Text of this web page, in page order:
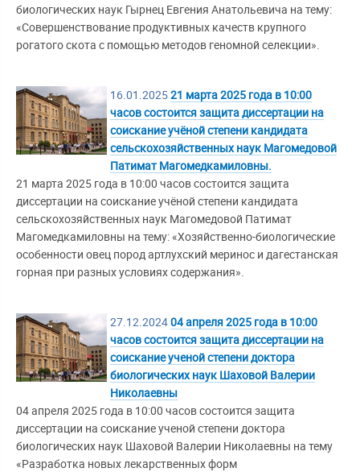
биологических наук Гырнец Евгения Анатольевича на тему:
«Совершенствование продуктивных качеств крупного
рогатого скота с помощью методов геномной селекции».
16.01.202521 марта 2025 года в 10:00
часов состоится защита диссертации на
соискание учёной степени кандидата
сельскохозяйственных наук Магомедовой
Патимат Магомедкамиловны.
21 марта 2025 года в 10:00 часов состоится защита
диссертации на соискание учёной степени кандидата
сельскохозяйственных наук Магомедовой Патимат
Магомедкамиловны на тему: «Хозяйственно-биологические
особенности овец пород артлухский меринос и дагестанская
горная при разных условиях содержания».
27.12.202404 апреля 2025 года в 10:00
часов состоится защита диссертации на
соискание ученой степени доктора
биологических наук Шаховой Валерии
Николаевны
04 апреля 2025 года в 10:00 часов состоится защита
диссертации на соискание ученой степени доктора
биологических наук Шаховой Валерии Николаевны на тему
«Разработка новых лекарственных форм